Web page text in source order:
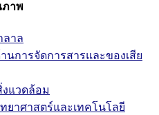
ภาพ
ลาล
นการจัดการสารและของเสีย
แวดล้อม
ยาศาสตร์และเทคโนโลยี